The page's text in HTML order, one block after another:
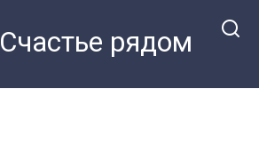
Счастье рядом